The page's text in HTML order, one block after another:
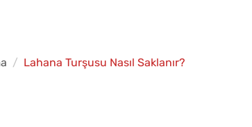
Lahana Turşusu Nasıl Saklanır?